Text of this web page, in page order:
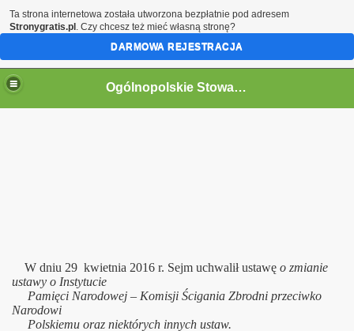
Ogólnopolskie Stowarzyszenie Internowanych i Represjonowanych
W dniu 29 kwietnia 2016 r. Sejm uchwalił ustawę o zmianie
ustawy o Instytucie
Pamięci Narodowej – Komisji Ścigania Zbrodni przeciwko
Narodowi
Polskiemu oraz niektórych innych ustaw.
Ta strona internetowa została utworzona bezpłatnie pod adresem
Stronygratis.pl . Czy chcesz też mieć własną stronę?
DARMOWA REJESTRACJA